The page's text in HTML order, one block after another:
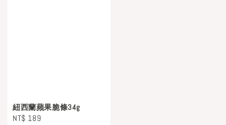
紐西蘭蘋果脆條34g
Regular
NT$ 189